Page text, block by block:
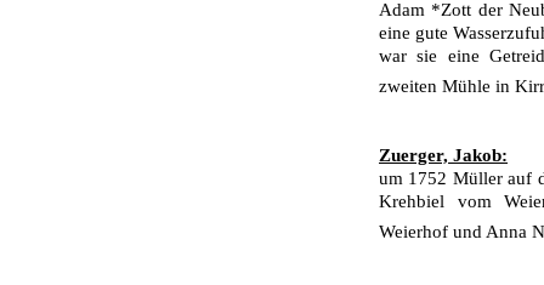
Adam *Zott der
eine gute
war sie eine
zweiten Mühle in
Zuerger, Jakob:
um 1752 Müller auf
Krehbiel vom
Weierhof und Anna